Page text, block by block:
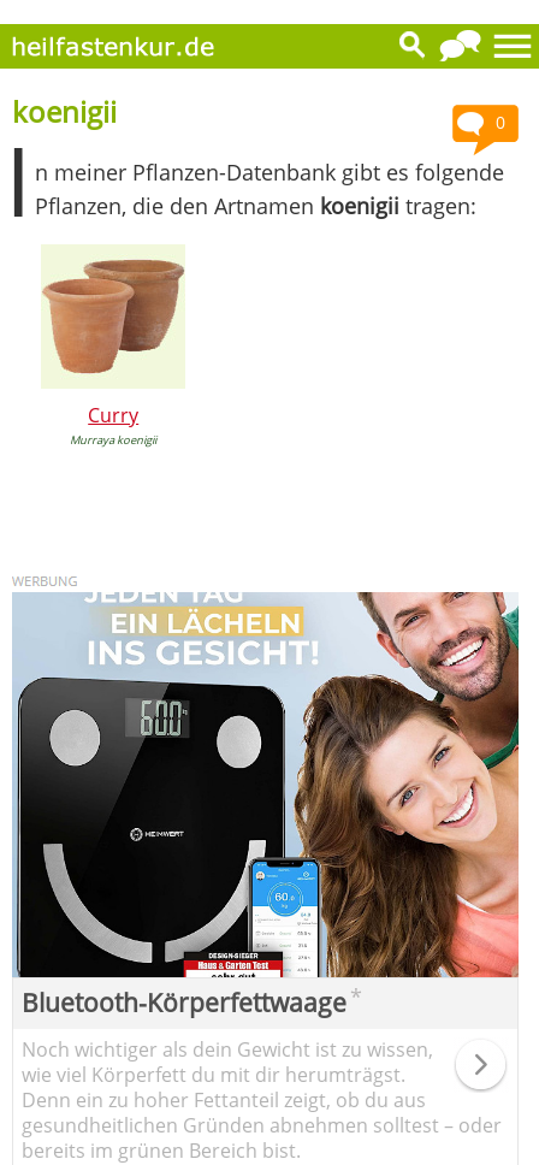
0
koenigii
I n meiner Pflanzen-Datenbank gibt es folgende
Pflanzen, die den Artnamen koenigii tragen:
Curry
Murraya koenigii
Bluetooth-Körperfettwaage*
Noch wichtiger als dein Gewicht ist zu wissen,
wie viel Körperfett du mit dir herumträgst.
Denn ein zu hoher Fettanteil zeigt, ob du aus
gesundheitlichen Gründen abnehmen solltest – oder
bereits im grünen Bereich bist.